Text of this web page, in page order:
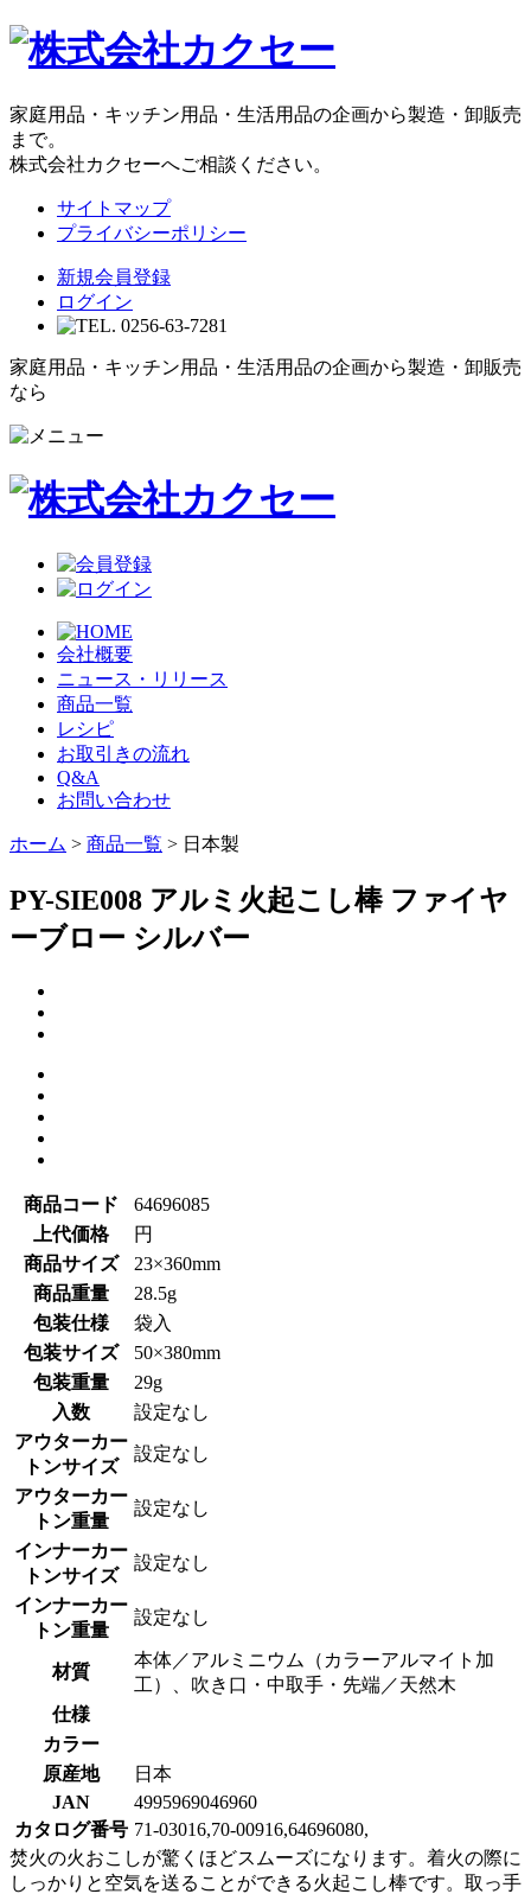
家庭用品・キッチン用品・生活用品の企画から製造・卸販売
まで。
株式会社カクセーへご相談ください。
サイトマップ
プライバシーポリシー
新規会員登録
ログイン
家庭用品・キッチン用品・生活用品の企画から製造・卸販売
なら
会社概要
ニュース・リリース
商品一覧
レシピ
お取引きの流れ
Q&A
お問い合わせ
ホーム > 商品一覧 > 日本製
PY-SIE008 アルミ火起こし棒 ファイヤ
ーブロー シルバー
商品コード
64696085
上代価格
円
商品サイズ
23×360mm
商品重量
28.5g
包装仕様
袋入
包装サイズ
50×380mm
包装重量
29g
入数
設定なし
アウターカー
トンサイズ
設定なし
アウターカー
トン重量
設定なし
インナーカー
トンサイズ
設定なし
インナーカー
トン重量
設定なし
材質
本体／アルミニウム（カラーアルマイト加
工）、吹き口・中取手・先端／天然木
仕様
カラー
原産地
日本
JAN
4995969046960
カタログ番号 71-03016,70-00916,64696080,
焚火の火おこしが驚くほどスムーズになります。着火の際に
しっかりと空気を送ることができる火起こし棒です。取っ手